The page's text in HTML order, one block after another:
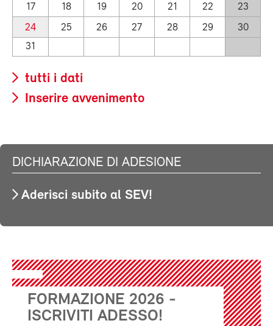
17
18 19 20 21 22
23
24
25 26 27 28 29
30
31
tutti i dati
Inserire avvenimento
DICHIARAZIONE DI ADESIONE
Aderisci subito al SEV!
FORMAZIONE 2026 -
ISCRIVITI ADESSO!